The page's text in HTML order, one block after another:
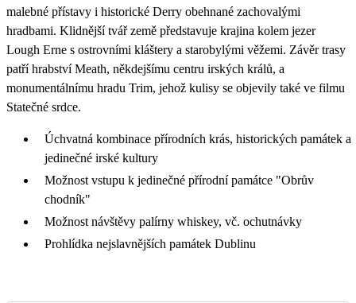
malebné přístavy i historické Derry obehnané zachovalými
hradbami. Klidnější tvář země představuje krajina kolem jezer
Lough Erne s ostrovními kláštery a starobylými věžemi. Závěr trasy
patří hrabství Meath, někdejšímu centru irských králů, a
monumentálnímu hradu Trim, jehož kulisy se objevily také ve filmu
Statečné srdce.
Úchvatná kombinace přírodních krás, historických památek a
jedinečné irské kultury
Možnost vstupu k jedinečné přírodní památce "Obrův
chodník"
Možnost návštěvy palírny whiskey, vč. ochutnávky
Prohlídka nejslavnějších památek Dublinu